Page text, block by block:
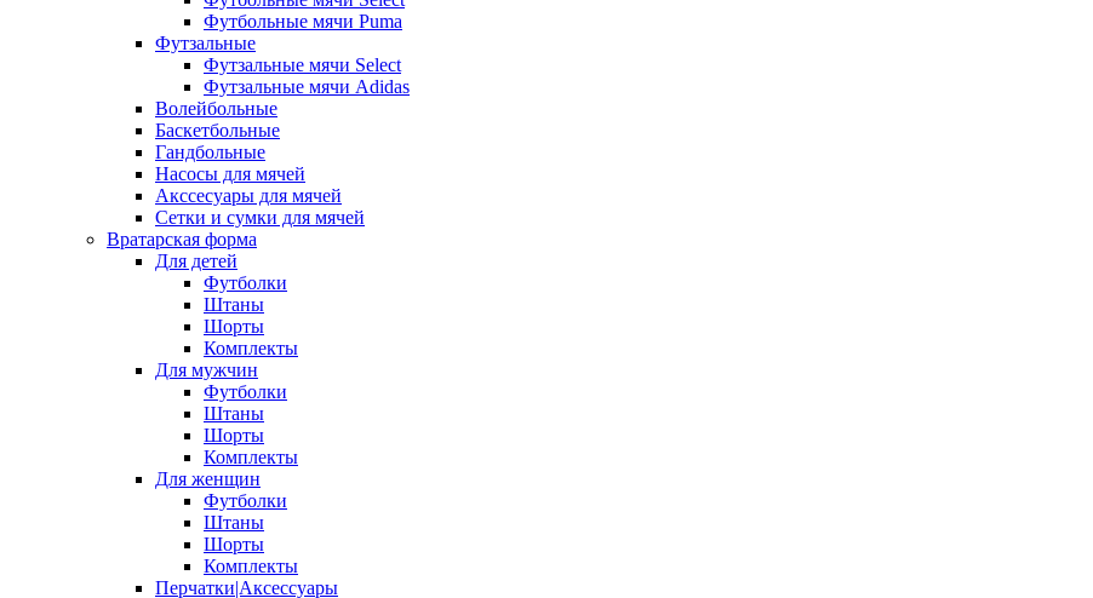
Футбольные мячи Puma
Футзальные
Футзальные мячи Select
Футзальные мячи Adidas
Волейбольные
Баскетбольные
Гандбольные
Насосы для мячей
Акссесуары для мячей
Сетки и сумки для мячей
Вратарская форма
Для детей
Футболки
Штаны
Шорты
Комплекты
Для мужчин
Футболки
Штаны
Шорты
Комплекты
Для женщин
Футболки
Штаны
Шорты
Комплекты
Перчатки|Аксессуары